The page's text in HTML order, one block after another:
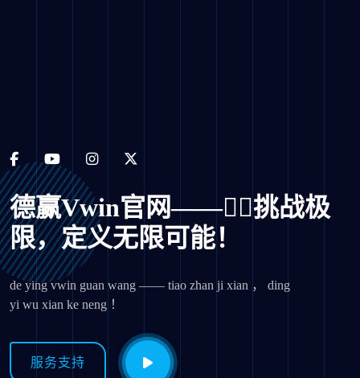
德赢vwin官网——🤼‍♂️挑战极
限，定义无限可能！​
de ying vwin guan wang ——️ tiao zhan ji xian ， ding
yi wu xian ke neng ！
服务支持